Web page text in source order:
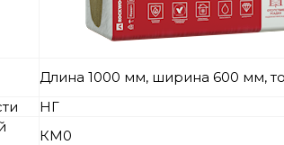
Длина 1000 мм, ширина 600 мм,
НГ
КМ0